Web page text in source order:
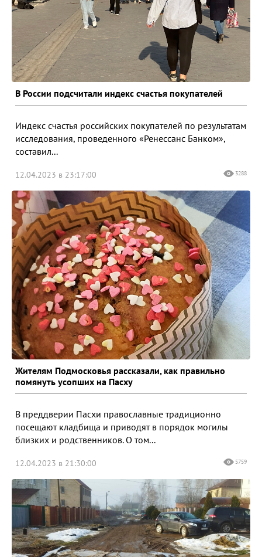
В России подсчитали индекс счастья покупателей
Индекс счастья российских покупателей по результатам
исследования, проведенного «Ренессанс Банком»,
составил...
12.04.2023 в 23:17:00 3288
Жителям Подмосковья рассказали, как правильно
помянуть усопших на Пасху
В преддверии Пасхи православные традиционно
посещают кладбища и приводят в порядок могилы
близких и родственников. О том...
12.04.2023 в 21:30:00 5759